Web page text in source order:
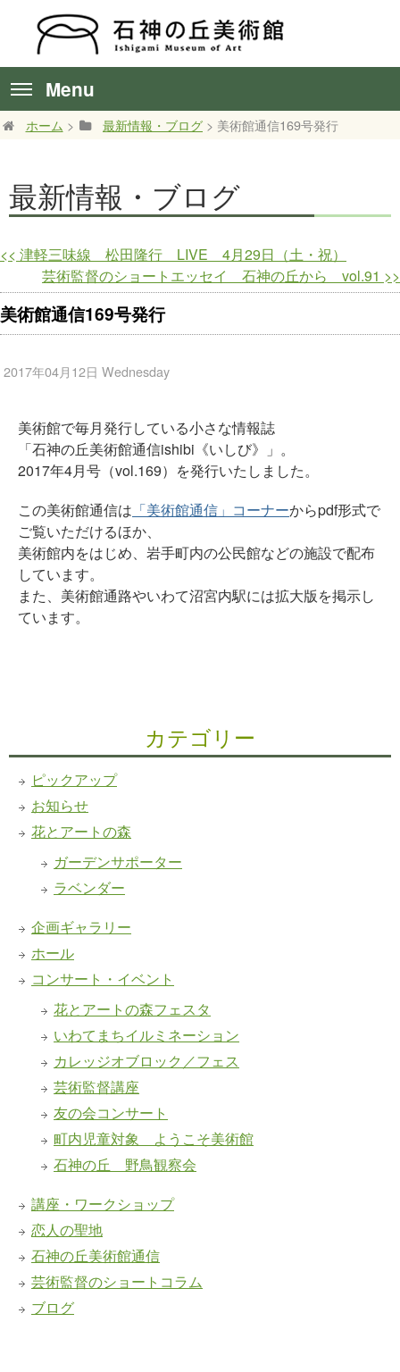
Menu
ホーム > 最新情報・ブログ > 美術館通信169号発行
最新情報・ブログ
<< 津軽三味線 松田隆行 LIVE 4月29日（土・祝）
芸術監督のショートエッセイ 石神の丘から vol.91 >>
美術館通信169号発行
2017年04月12日 Wednesday
美術館で毎月発行している小さな情報誌
「石神の丘美術館通信ishibi《いしび》」。
2017年4月号（vol.169）を発行いたしました。
この美術館通信は 「美術館通信」コーナーからpdf形式で
ご覧いただけるほか、
美術館内をはじめ、岩手町内の公民館などの施設で配布
しています。
また、美術館通路やいわて沼宮内駅には拡大版を掲示し
ています。
カテゴリー
ピックアップ
お知らせ
花とアートの森
ガーデンサポーター
ラベンダー
企画ギャラリー
ホール
コンサート・イベント
花とアートの森フェスタ
いわてまちイルミネーション
カレッジオブロック／フェス
芸術監督講座
友の会コンサート
町内児童対象 ようこそ美術館
石神の丘 野鳥観察会
講座・ワークショップ
恋人の聖地
石神の丘美術館通信
芸術監督のショートコラム
ブログ